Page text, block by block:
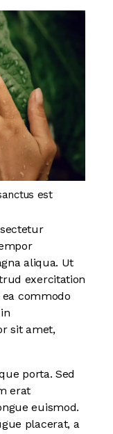
est
aliqua. Ut
exercitation
commodo
sit amet,
porta. Sed
erat
euismod.
placerat, a